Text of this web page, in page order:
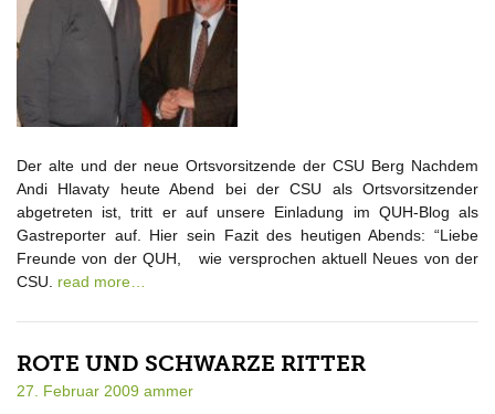
Der alte und der neue Ortsvorsitzende der CSU Berg Nachdem
Andi Hlavaty heute Abend bei der CSU als Ortsvorsitzender
abgetreten ist, tritt er auf unsere Einladung im QUH-Blog als
Gastreporter auf. Hier sein Fazit des heutigen Abends: “Liebe
Freunde von der QUH, wie versprochen aktuell Neues von der
CSU. read more…
ROTE UND SCHWARZE RITTER
27. Februar 2009 ammer